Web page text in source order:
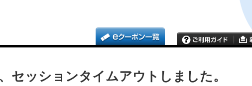
セッションタイムアウトしました。